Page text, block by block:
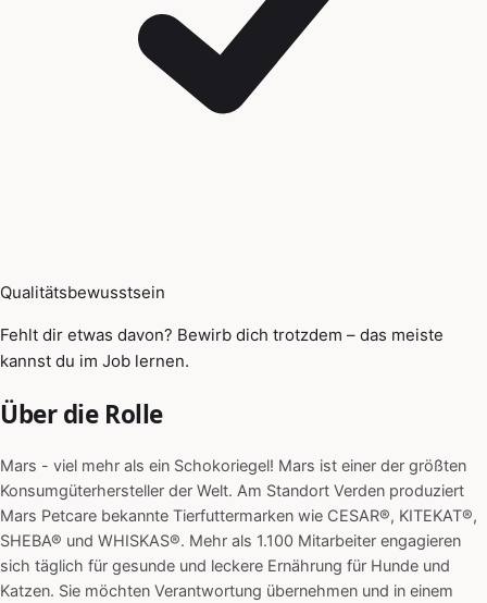
Qualitätsbewusstsein
Fehlt dir etwas davon? Bewirb dich trotzdem – das meiste
kannst du im Job lernen.
Über die Rolle
Mars - viel mehr als ein Schokoriegel! Mars ist einer der größten
Konsumgüterhersteller der Welt. Am Standort Verden produziert
Mars Petcare bekannte Tierfuttermarken wie CESAR®, KITEKAT®,
SHEBA® und WHISKAS®. Mehr als 1.100 Mitarbeiter engagieren
sich täglich für gesunde und leckere Ernährung für Hunde und
Katzen. Sie möchten Verantwortung übernehmen und in einem